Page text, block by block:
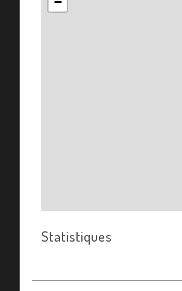
Statistiques